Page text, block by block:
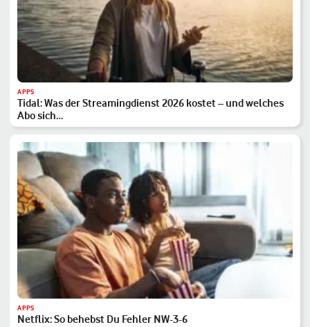
APPS
Tidal: Was der Streamingdienst 2026 kostet – und welches
Abo sich…
APPS
Netflix: So behebst Du Fehler NW-3-6